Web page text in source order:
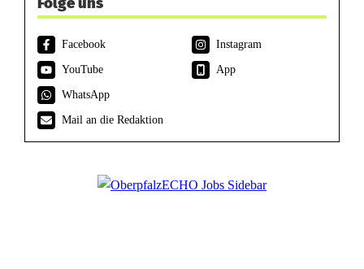
Facebook
Instagram
YouTube
App
WhatsApp
Mail an die Redaktion